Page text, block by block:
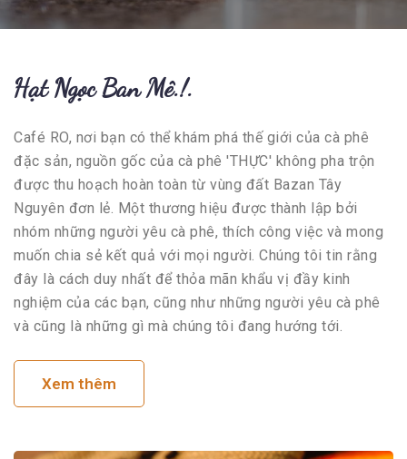
Hạt Ngọc Ban Mê.!.
Café RO, nơi bạn có thể khám phá thế giới của cà phê
đặc sản, nguồn gốc của cà phê 'THỰC' không pha trộn
được thu hoạch hoàn toàn từ vùng đất Bazan Tây
Nguyên đơn lẻ. Một thương hiệu được thành lập bởi
nhóm những người yêu cà phê, thích công việc và mong
muốn chia sẻ kết quả với mọi người. Chúng tôi tin rằng
đây là cách duy nhất để thỏa mãn khẩu vị đầy kinh
nghiệm của các bạn, cũng như những người yêu cà phê
và cũng là những gì mà chúng tôi đang hướng tới.
Xem thêm